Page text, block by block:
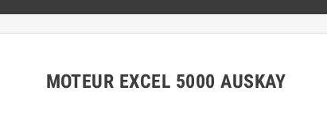
MOTEUR EXCEL 5000 AUSKAY